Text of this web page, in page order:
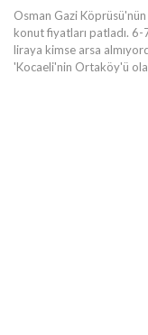
Osman Gazi
konut fiyatları patladı.
liraya kimse arsa
'Kocaeli'nin Ortaköy'ü